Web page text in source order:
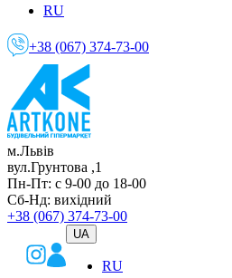
RU
+38 (067) 374-73-00
м.Львів
вул.Грунтова ,1
Пн-Пт: с 9-00 до 18-00
Сб-Нд: вихідний
+38 (067) 374-73-00
UA
RU